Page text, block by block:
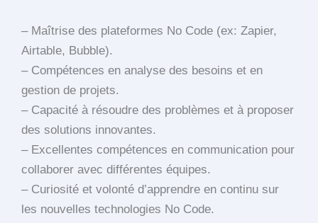
– Maîtrise des plateformes No Code (ex: Zapier,
Airtable, Bubble).
– Compétences en analyse des besoins et en
gestion de projets.
– Capacité à résoudre des problèmes et à proposer
des solutions innovantes.
– Excellentes compétences en communication pour
collaborer avec différentes équipes.
– Curiosité et volonté d’apprendre en continu sur
les nouvelles technologies No Code.